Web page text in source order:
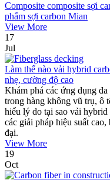
Composite composite sợi
phẩm sợi carbon Mian
View More
17
Jul
Làm thế nào vải hybrid
nhẹ, cường độ cao
Khám phá các ứng dụng
trong hàng không vũ trụ, ô
hiểu lý do tại sao vải
các giải pháp hiệu suất
đại.
View More
19
Oct